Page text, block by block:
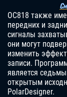
OC818 также
передних и
сигналы
они могут
изменить
записи.
является
открытым
PolarDesigner.